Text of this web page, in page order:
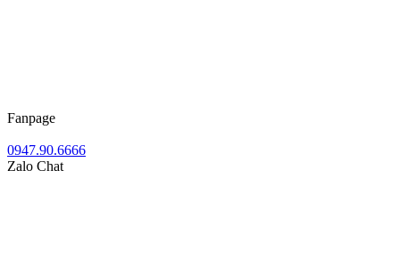
Fanpage
0947.90.6666
Zalo Chat